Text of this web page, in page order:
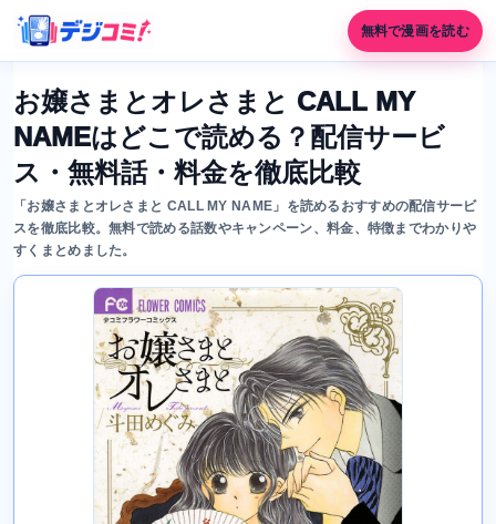
無料で漫画を読む
お嬢さまとオレさまと CALL MY
NAMEはどこで読める？配信サービ
ス・無料話・料金を徹底比較
「お嬢さまとオレさまと CALL MY NAME」を読めるおすすめの配信サービ
スを徹底比較。無料で読める話数やキャンペーン、料金、特徴までわかりや
すくまとめました。